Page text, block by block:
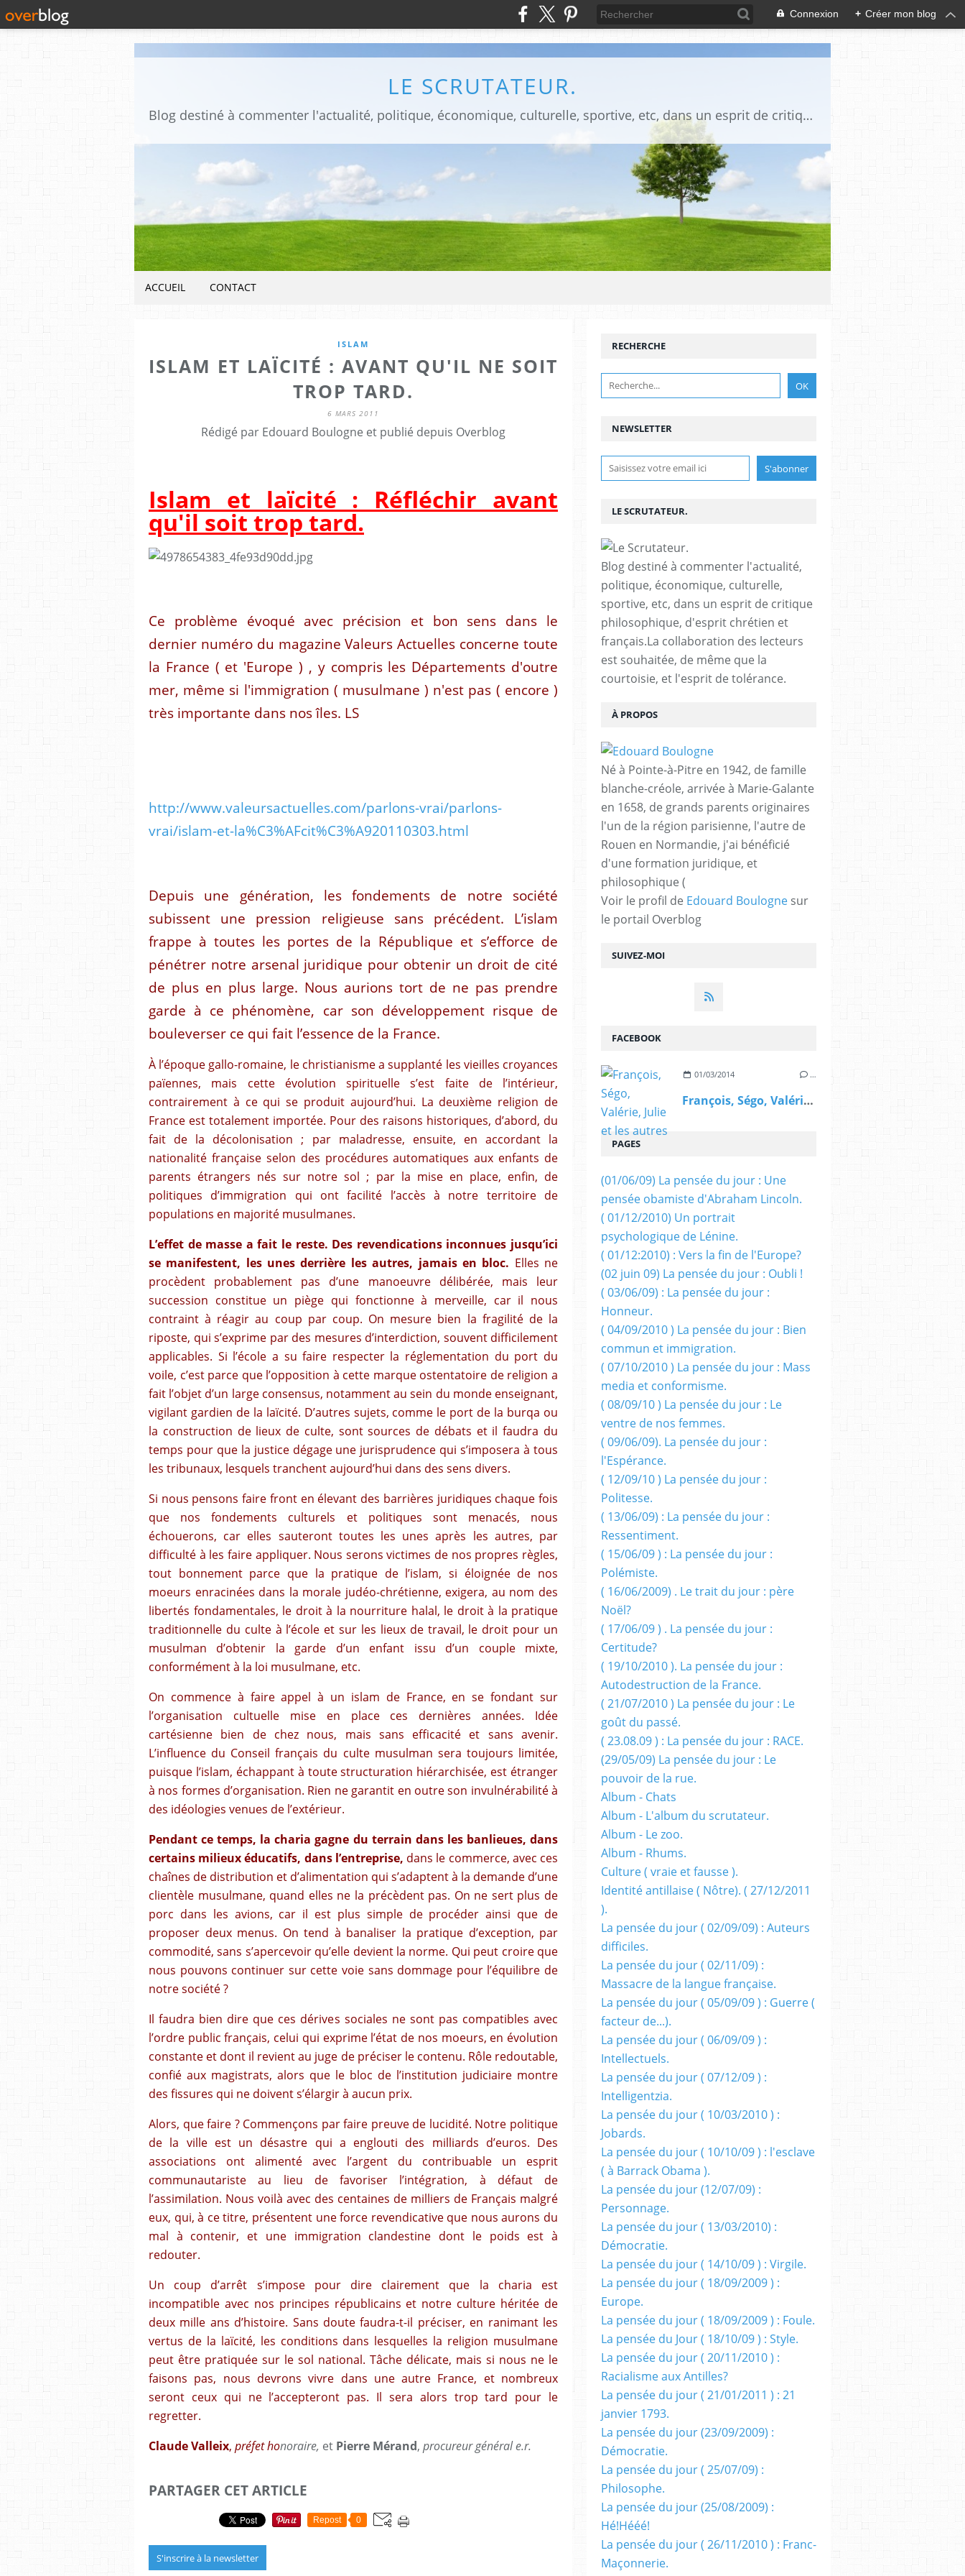
Connexion + Créer mon blog
LE SCRUTATEUR.
Blog destiné à commenter l'actualité, politique, économique, culturelle, sportive, etc, dans un esprit de critique philosophique, d'esprit chrétien et français.La collaboration des lecteurs est souhaitée, de même que la courtoisie, et l'esprit de tolérance.
ACCUEIL CONTACT
ISLAM
ISLAM ET LAÏCITÉ : AVANT QU'IL NE SOIT
TROP TARD.
6 MARS 2011
Rédigé par Edouard Boulogne et publié depuis Overblog
Islam et laïcité : Réfléchir avant
qu'il soit trop tard.
Ce problème évoqué avec précision et bon sens dans le
dernier numéro du magazine Valeurs Actuelles concerne toute
la France ( et 'Europe ) , y compris les Départements d'outre
mer, même si l'immigration ( musulmane ) n'est pas ( encore )
très importante dans nos îles. LS
http://www.valeursactuelles.com/parlons-vrai/parlons-
vrai/islam-et-la%C3%AFcit%C3%A920110303.html
Depuis une génération, les fondements de notre société
subissent une pression religieuse sans précédent. L’islam
frappe à toutes les portes de la République et s’efforce de
pénétrer notre arsenal juridique pour obtenir un droit de cité
de plus en plus large. Nous aurions tort de ne pas prendre
garde à ce phénomène, car son développement risque de
bouleverser ce qui fait l’essence de la France.
À l’époque gallo-romaine, le christianisme a supplanté les vieilles croyances
païennes, mais cette évolution spirituelle s’est faite de l’intérieur,
contrairement à ce qui se produit aujourd’hui. La deuxième religion de
France est totalement importée. Pour des raisons historiques, d’abord, du
fait de la décolonisation ; par maladresse, ensuite, en accordant la
nationalité française selon des procédures automatiques aux enfants de
parents étrangers nés sur notre sol ; par la mise en place, enfin, de
politiques d’immigration qui ont facilité l’accès à notre territoire de
populations en majorité musulmanes.
L’effet de masse a fait le reste. Des revendications inconnues jusqu’ici
se manifestent, les unes derrière les autres, jamais en bloc. Elles ne
procèdent probablement pas d’une manoeuvre délibérée, mais leur
succession constitue un piège qui fonctionne à merveille, car il nous
contraint à réagir au coup par coup. On mesure bien la fragilité de la
riposte, qui s’exprime par des mesures d’interdiction, souvent difficilement
applicables. Si l’école a su faire respecter la réglementation du port du
voile, c’est parce que l’opposition à cette marque ostentatoire de religion a
fait l’objet d’un large consensus, notamment au sein du monde enseignant,
vigilant gardien de la laïcité. D’autres sujets, comme le port de la burqa ou
la construction de lieux de culte, sont sources de débats et il faudra du
temps pour que la justice dégage une jurisprudence qui s’imposera à tous
les tribunaux, lesquels tranchent aujourd’hui dans des sens divers.
Si nous pensons faire front en élevant des barrières juridiques chaque fois
que nos fondements culturels et politiques sont menacés, nous
échouerons, car elles sauteront toutes les unes après les autres, par
difficulté à les faire appliquer. Nous serons victimes de nos propres règles,
tout bonnement parce que la pratique de l’islam, si éloignée de nos
moeurs enracinées dans la morale judéo-chrétienne, exigera, au nom des
libertés fondamentales, le droit à la nourriture halal, le droit à la pratique
traditionnelle du culte à l’école et sur les lieux de travail, le droit pour un
musulman d’obtenir la garde d’un enfant issu d’un couple mixte,
conformément à la loi musulmane, etc.
On commence à faire appel à un islam de France, en se fondant sur
l’organisation cultuelle mise en place ces dernières années. Idée
cartésienne bien de chez nous, mais sans efficacité et sans avenir.
L’influence du Conseil français du culte musulman sera toujours limitée,
puisque l’islam, échappant à toute structuration hiérarchisée, est étranger
à nos formes d’organisation. Rien ne garantit en outre son invulnérabilité à
des idéologies venues de l’extérieur.
Pendant ce temps, la charia gagne du terrain dans les banlieues, dans
certains milieux éducatifs, dans l’entreprise, dans le commerce, avec ces
chaînes de distribution et d’alimentation qui s’adaptent à la demande d’une
clientèle musulmane, quand elles ne la précèdent pas. On ne sert plus de
porc dans les avions, car il est plus simple de procéder ainsi que de
proposer deux menus. On tend à banaliser la pratique d’exception, par
commodité, sans s’apercevoir qu’elle devient la norme. Qui peut croire que
nous pouvons continuer sur cette voie sans dommage pour l’équilibre de
notre société ?
Il faudra bien dire que ces dérives sociales ne sont pas compatibles avec
l’ordre public français, celui qui exprime l’état de nos moeurs, en évolution
constante et dont il revient au juge de préciser le contenu. Rôle redoutable,
confié aux magistrats, alors que le bloc de l’institution judiciaire montre
des fissures qui ne doivent s’élargir à aucun prix.
Alors, que faire ? Commençons par faire preuve de lucidité. Notre politique
de la ville est un désastre qui a englouti des milliards d’euros. Des
associations ont alimenté avec l’argent du contribuable un esprit
communautariste au lieu de favoriser l’intégration, à défaut de
l’assimilation. Nous voilà avec des centaines de milliers de Français malgré
eux, qui, à ce titre, présentent une force revendicative que nous aurons du
mal à contenir, et une immigration clandestine dont le poids est à
redouter.
Un coup d’arrêt s’impose pour dire clairement que la charia est
incompatible avec nos principes républicains et notre culture héritée de
deux mille ans d’histoire. Sans doute faudra-t-il préciser, en ranimant les
vertus de la laïcité, les conditions dans lesquelles la religion musulmane
peut être pratiquée sur le sol national. Tâche délicate, mais si nous ne le
faisons pas, nous devrons vivre dans une autre France, et nombreux
seront ceux qui ne l’accepteront pas. Il sera alors trop tard pour le
regretter.
Claude Valleix, préfet honoraire, et Pierre Mérand, procureur général e.r.
PARTAGER CET ARTICLE
Repost 0
S'inscrire à la newsletter
NEWSLETTER
SUIVEZ-MOI
RECHERCHE
LE SCRUTATEUR.
Blog destiné à commenter l'actualité,
politique, économique, culturelle,
sportive, etc, dans un esprit de critique
philosophique, d'esprit chrétien et
français.La collaboration des lecteurs
est souhaitée, de même que la
courtoisie, et l'esprit de tolérance.
À PROPOS
Né à Pointe-à-Pitre en 1942, de famille
blanche-créole, arrivée à Marie-Galante
en 1658, de grands parents originaires
l'un de la région parisienne, l'autre de
Rouen en Normandie, j'ai bénéficié
d'une formation juridique, et
philosophique (
Voir le profil de Edouard Boulogne sur
le portail Overblog
FACEBOOK
01/03/2014 …
François, Ségo, Valérie, Julie et les autres
PAGES
(01/06/09) La pensée du jour : Une
pensée obamiste d'Abraham Lincoln.
( 01/12/2010) Un portrait
psychologique de Lénine.
( 01/12:2010) : Vers la fin de l'Europe?
(02 juin 09) La pensée du jour : Oubli !
( 03/06/09) : La pensée du jour :
Honneur.
( 04/09/2010 ) La pensée du jour : Bien
commun et immigration.
( 07/10/2010 ) La pensée du jour : Mass
media et conformisme.
( 08/09/10 ) La pensée du jour : Le
ventre de nos femmes.
( 09/06/09). La pensée du jour :
l'Espérance.
( 12/09/10 ) La pensée du jour :
Politesse.
( 13/06/09) : La pensée du jour :
Ressentiment.
( 15/06/09 ) : La pensée du jour :
Polémiste.
( 16/06/2009) . Le trait du jour : père
Noël?
( 17/06/09 ) . La pensée du jour :
Certitude?
( 19/10/2010 ). La pensée du jour :
Autodestruction de la France.
( 21/07/2010 ) La pensée du jour : Le
goût du passé.
( 23.08.09 ) : La pensée du jour : RACE.
(29/05/09) La pensée du jour : Le
pouvoir de la rue.
Album - Chats
Album - L'album du scrutateur.
Album - Le zoo.
Album - Rhums.
Culture ( vraie et fausse ).
Identité antillaise ( Nôtre). ( 27/12/2011
).
La pensée du jour ( 02/09/09) : Auteurs
difficiles.
La pensée du jour ( 02/11/09) :
Massacre de la langue française.
La pensée du jour ( 05/09/09 ) : Guerre (
facteur de...).
La pensée du jour ( 06/09/09 ) :
Intellectuels.
La pensée du jour ( 07/12/09 ) :
Intelligentzia.
La pensée du jour ( 10/03/2010 ) :
Jobards.
La pensée du jour ( 10/10/09 ) : l'esclave
( à Barrack Obama ).
La pensée du jour (12/07/09) :
Personnage.
La pensée du jour ( 13/03/2010) :
Démocratie.
La pensée du jour ( 14/10/09 ) : Virgile.
La pensée du jour ( 18/09/2009 ) :
Europe.
La pensée du jour ( 18/09/2009 ) : Foule.
La pensée du Jour ( 18/10/09 ) : Style.
La pensée du jour ( 20/11/2010 ) :
Racialisme aux Antilles?
La pensée du jour ( 21/01/2011 ) : 21
janvier 1793.
La pensée du jour (23/09/2009) :
Démocratie.
La pensée du jour ( 25/07/09) :
Philosophe.
La pensée du jour (25/08/2009) :
Hé!Hééé!
La pensée du jour ( 26/11/2010 ) : Franc-
Maçonnerie.